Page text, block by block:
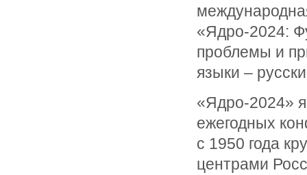
«Ядро-2024:
проблемы и
языки –
«Ядро-2024»
ежегодных
с 1950 года
центрами